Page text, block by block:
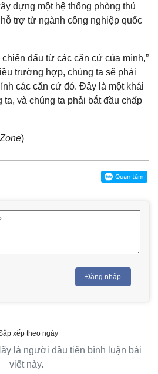
dựng một hệ thống phòng thủ
trợ từ ngành công nghiệp quốc
đấu từ các căn cứ của mình,”
trường hợp, chúng ta sẽ phải
các căn cứ đó. Đây là một khái
và chúng ta phải bắt đầu chấp
)
Đăng nhập
xếp theo ngày
là người đầu tiên bình luận bài
viết này.